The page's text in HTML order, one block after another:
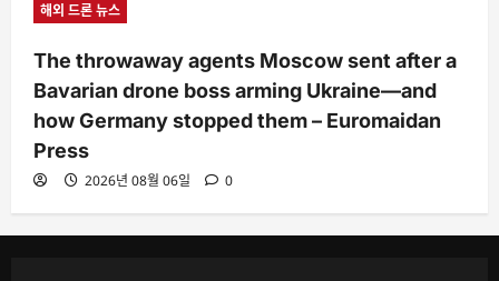
해외 드론 뉴스
The throwaway agents Moscow sent after a
Bavarian drone boss arming Ukraine—and
how Germany stopped them – Euromaidan
Press
2026년 08월 06일 0